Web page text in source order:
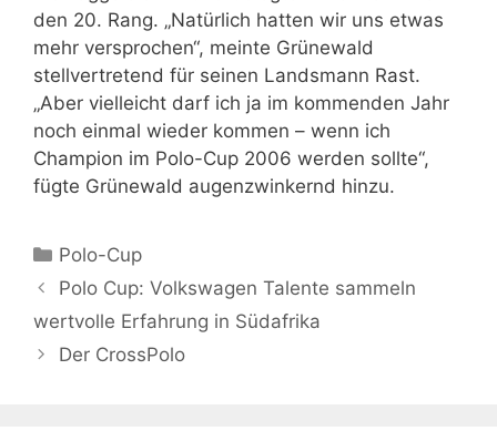
den 20. Rang. „Natürlich hatten wir uns etwas
mehr versprochen“, meinte Grünewald
stellvertretend für seinen Landsmann Rast.
„Aber vielleicht darf ich ja im kommenden Jahr
noch einmal wieder kommen – wenn ich
Champion im Polo-Cup 2006 werden sollte“,
fügte Grünewald augenzwinkernd hinzu.
Kategorien
Polo-Cup
Polo Cup: Volkswagen Talente sammeln
wertvolle Erfahrung in Südafrika
Der CrossPolo